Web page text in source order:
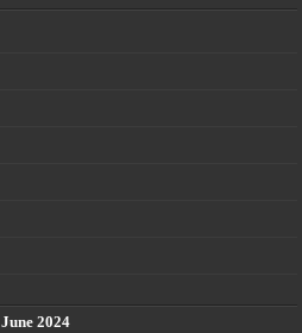
June 2024